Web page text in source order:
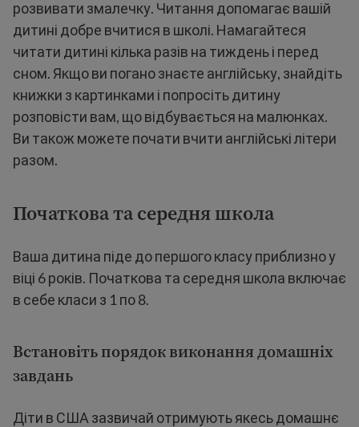
розвивати змалечку. Читання допомагає вашій
дитині добре вчитися в школі. Намагайтеся
читати дитині кілька разів на тиждень і перед
сном. Якщо ви погано знаєте англійську, знайдіть
книжки з картинками і попросіть дитину
розповісти вам, що відбувається на малюнках.
Ви також можете почати вчити англійські літери
разом.
Початкова та середня школа
Ваша дитина піде до першого класу приблизно у
віці 6 років. Початкова та середня школа включає
в себе класи з 1 по 8.
Встановіть порядок виконання домашніх
завдань
Діти в США зазвичай отримують якесь домашнє